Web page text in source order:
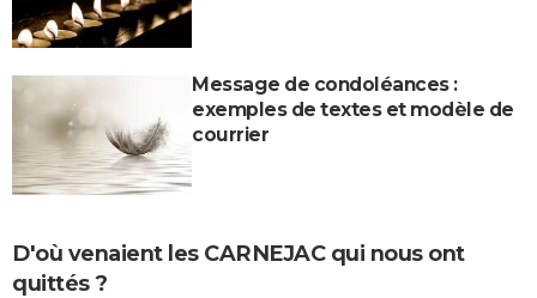
Message de condoléances :
exemples de textes et modèle de
courrier
D'où venaient les CARNEJAC qui nous ont
quittés ?